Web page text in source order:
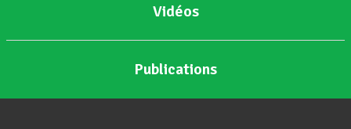
Vidéos
Publications